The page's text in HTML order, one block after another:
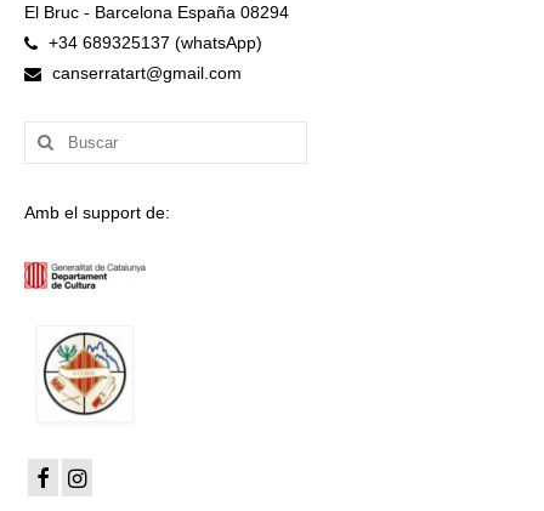
El Bruc - Barcelona España 08294
+34 689325137 (whatsApp)
canserratart@gmail.com
Buscar
por:
Amb el support de: